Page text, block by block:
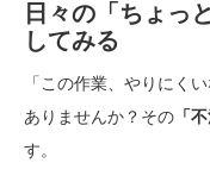
日々の「ちょっ
してみる
「この作業、やりにく
ありませんか？その 「
す。